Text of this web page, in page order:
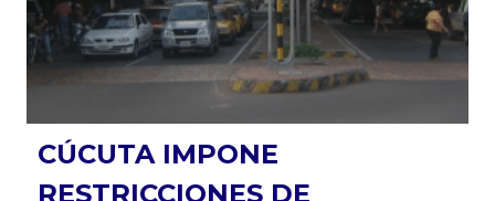
CÚCUTA IMPONE
RESTRICCIONES DE